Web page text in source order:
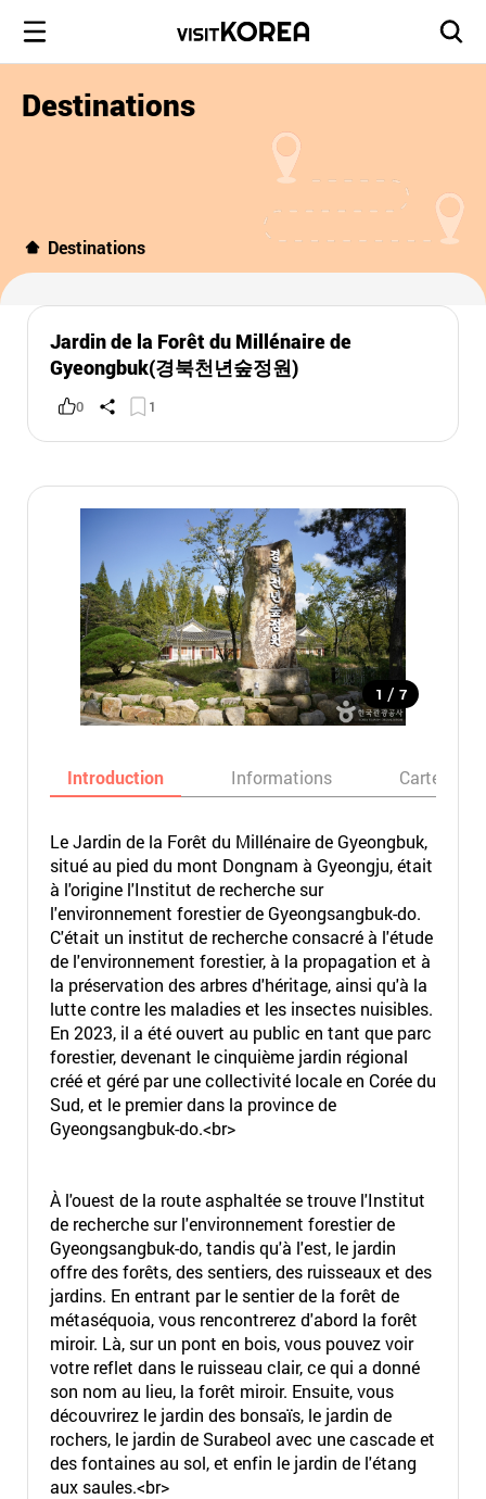
Destinations
Destinations
Jardin de la Forêt du Millénaire de
Gyeongbuk(경북천년숲정원)
0 1
1 / 7
Introduction Informations Carte
Le Jardin de la Forêt du Millénaire de Gyeongbuk,
situé au pied du mont Dongnam à Gyeongju, était
à l'origine l'Institut de recherche sur
l'environnement forestier de Gyeongsangbuk-do.
C'était un institut de recherche consacré à l'étude
de l'environnement forestier, à la propagation et à
la préservation des arbresd'héritage, ainsi qu'à la
lutte contre les maladies et les insectes nuisibles.
En 2023, il a été ouvert au public en tant que parc
forestier, devenant le cinquième jardin régional
créé et géré par une collectivité locale en Corée du
Sud, et le premier dans la province de
Gyeongsangbuk-do.<br>
À l'ouest de la route asphaltée se trouve l'Institut
de recherche sur l'environnement forestier de
Gyeongsangbuk-do, tandis qu'à l'est, le jardin
offre des forêts, des sentiers, des ruisseaux et des
jardins. En entrant par le sentier de la forêt de
métaséquoia, vous rencontrerez d'abord la forêt
miroir. Là, sur un pont en bois, vous pouvez voir
votre reflet dans le ruisseau clair, ce qui a donné
son nom au lieu, la forêt miroir. Ensuite, vous
découvrirez le jardin des bonsaïs, le jardin de
rochers, le jardin de Surabeol avec une cascade et
des fontaines au sol, et enfin le jardin de l'étang
aux saules.<br>